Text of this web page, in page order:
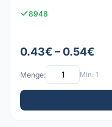
8948
0.43€ – 0.54€
Menge: Min: 1